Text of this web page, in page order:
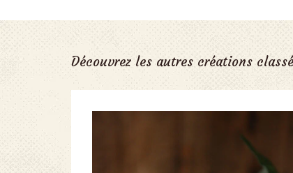
Découvrez les autres créations